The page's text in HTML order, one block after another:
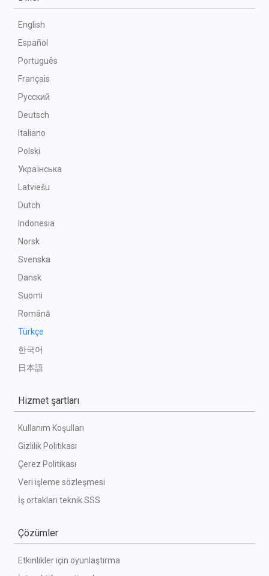
English
Español
Português
Français
Русский
Deutsch
Italiano
Polski
Українська
Latviešu
Dutch
Indonesia
Norsk
Svenska
Dansk
Suomi
Română
Türkçe
한국어
日本語
Hizmet şartları
Kullanım Koşulları
Gizlilik Politikası
Çerez Politikası
Veri işleme sözleşmesi
İş ortakları teknik SSS
Çözümler
Etkinlikler için oyunlaştırma